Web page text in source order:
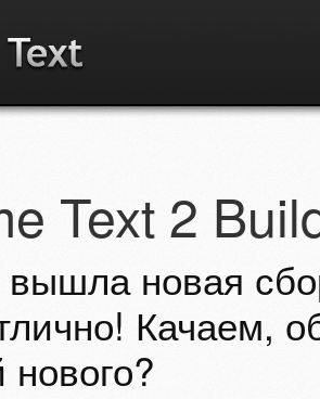
Text 2
вышла новая
Качаем,